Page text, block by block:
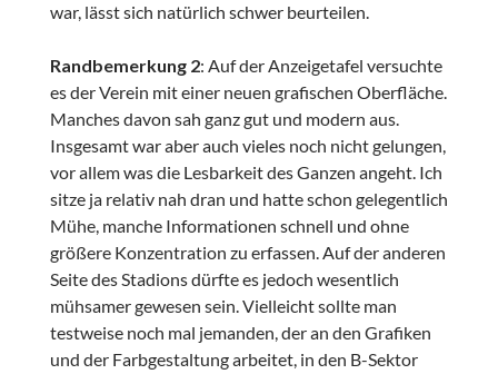
war, lässt sich natürlich schwer beurteilen.
Randbemerkung 2: Auf der Anzeigetafel versuchte
es der Verein mit einer neuen grafischen Oberfläche.
Manches davon sah ganz gut und modern aus.
Insgesamt war aber auch vieles noch nicht gelungen,
vor allem was die Lesbarkeit des Ganzen angeht. Ich
sitze ja relativ nah dran und hatte schon gelegentlich
Mühe, manche Informationen schnell und ohne
größere Konzentration zu erfassen. Auf der anderen
Seite des Stadions dürfte es jedoch wesentlich
mühsamer gewesen sein. Vielleicht sollte man
testweise noch mal jemanden, der an den Grafiken
und der Farbgestaltung arbeitet, in den B-Sektor